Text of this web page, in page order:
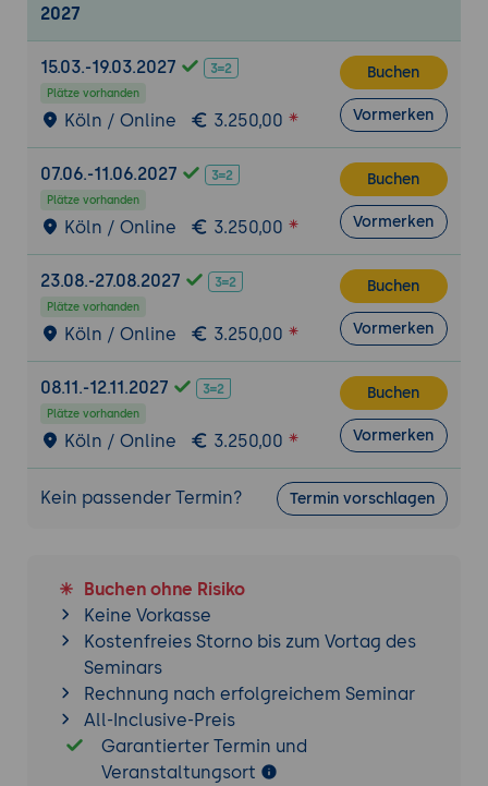
Entwicklung von Benutzeroberflächen mit
Interfaces und SAIL
Grundlagen von SAIL (Self-Assembling
Interface Layer)
Erstellung dynamischer
Benutzeroberflächen
Formulare, Layouts und Komponenten in
Interfaces
Designprinzipien
Prozessmodellierung und Workflow-
Automatisierung
Erstellung und Strukturierung von
Prozessmodellen
Workflow-Steuerung und
Aufgabenmanagement
Integration von Benutzerinteraktionen in
Grundlagen der Integration externer
Systeme
Nutzung von Webservices und APIs
Datenintegration und Austausch zwischen
Anwendungen
Deployment, Security und Advanced Themen
Deployment von Anwendungen zwischen
2027
15.03.-19.03.2027
Plätze vorhanden
Köln / Online 3.250,00
Buchen
Vormerken
07.06.-11.06.2027
Plätze vorhanden
Köln / Online 3.250,00
Buchen
Vormerken
23.08.-27.08.2027
Plätze vorhanden
Köln / Online 3.250,00
Buchen
Vormerken
08.11.-12.11.2027
Plätze vorhanden
Köln / Online 3.250,00
Buchen
Vormerken
Kein passender Termin? Termin vorschlagen
Buchen ohne Risiko
Keine Vorkasse
Kostenfreies Storno bis zum Vortag des
Seminars
Rechnung nach erfolgreichem Seminar
All-Inclusive-Preis
Garantierter Termin und
Veranstaltungsort